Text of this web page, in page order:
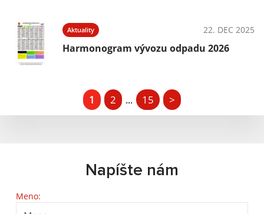
Aktuality 22. DEC 2025
Harmonogram vývozu odpadu 2026
1 2 ... 15 >
Napíšte nám
Meno: